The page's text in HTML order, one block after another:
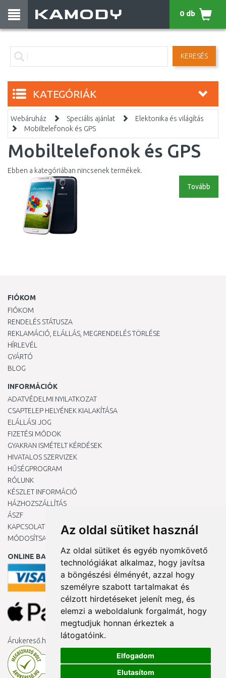
Az oldal sütiket használ
Az oldal sütiket és egyéb nyomkövető
technológiákat alkalmaz, hogy javítsa
a böngészési élményét, azzal hogy
személyre szabott tartalmakat és
célzott hirdetéseket jelenít meg, és
elemzi a weboldalunk forgalmát, hogy
megtudjuk honnan érkeztek a
látogatóink.
Elfogadom
Elutasítom
KERESÉS
0 db
KATEGÓRIÁK
Webáruház Speciális ajánlat
Elektonika és világítás
Mobiltelefonok és GPS
Mobiltelefonok és GPS
Ebben a kategóriában nincsenek termékek.
Tovább
FIÓKOM
FIÓKOM
RENDELÉS STÁTUSZA
REKLAMÁCIÓ, ELÁLLÁS, MEGRENDELÉS TÖRLÉSE
HÍRLEVÉL
GYÁRTÓ
BLOG
INFORMÁCIÓK
ADATVÉDELMI NYILATKOZAT
CSAPTELEP HELYÉNEK KIALAKÍTÁSA
ELÁLLÁSI JOG
FIZETÉSI MÓDOK
GYAKRAN ISMÉTELT KÉRDÉSEK
HIVATALOS SZERVIZEK
HŰSÉGPROGRAM
RÓLUNK
KÉSZLET INFORMÁCIÓ
HÁZHOZSZÁLLÍTÁS
ÁSZF
KAPCSOLAT
MÓDOSÍTSA A COOKIE-BEÁLLÍTÁSAIMAT
ONLINE BANKKÁRTYÁVAL
Árukereső.hu